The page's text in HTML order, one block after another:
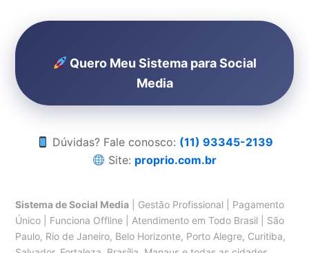
Quero Meu Sistema para Social
Media
Dúvidas? Fale conosco: (11) 93345-2139
Site: proprio.com.br
Sistema de Social Media | Gestão Profissional | Pagamento
Único | Funciona Offline | Atendimento em Todo Brasil | São
Paulo, Rio de Janeiro, Belo Horizonte, Porto Alegre, Curitiba,